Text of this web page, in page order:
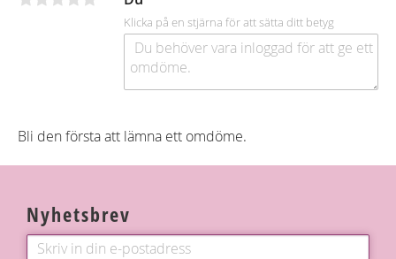
k
Klicka på en stjärna för att sätta ditt betyg
Bli den första att lämna ett omdöme.
Nyhetsbrev